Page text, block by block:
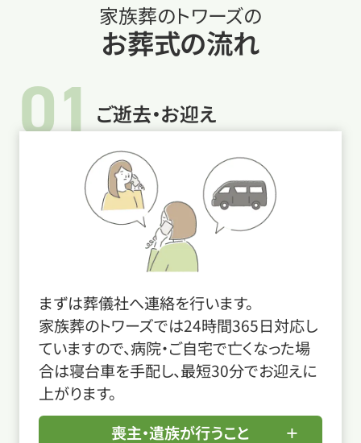
家族葬のトワーズの
お葬式の流れ
01 ご逝去・お迎え
まずは葬儀社へ連絡を行います。
家族葬のトワーズでは24時間365日対応し
ていますので、病院・ご自宅で亡くなった場
合は寝台車を手配し、最短30分でお迎えに
上がります。
喪主・遺族が行うこと